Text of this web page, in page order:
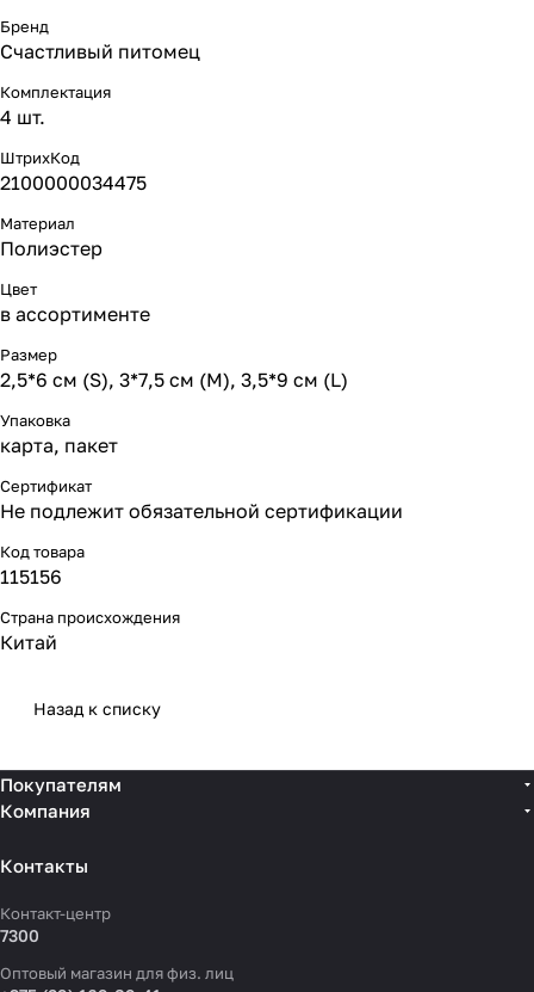
Бренд
Счастливый питомец
Комплектация
4 шт.
ШтрихКод
2100000034475
Материал
Полиэстер
Цвет
в ассортименте
Размер
2,5*6 см (S), 3*7,5 см (M), 3,5*9 см (L)
Упаковка
карта, пакет
Сертификат
Не подлежит обязательной сертификации
Код товара
115156
Страна происхождения
Китай
Назад к списку
Покупателям
Компания
Контакты
Контакт-центр
7300
Оптовый магазин для физ. лиц